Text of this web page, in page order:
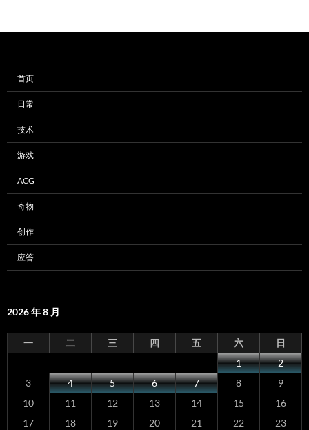
首页
日常
技术
游戏
ACG
奇物
创作
应答
2026 年 8 月
一 二 三 四 五 六
日
1
2
3
4 5 6 7 8
9
10
11 12 13 14 15
16
17
18 19 20 21 22
23